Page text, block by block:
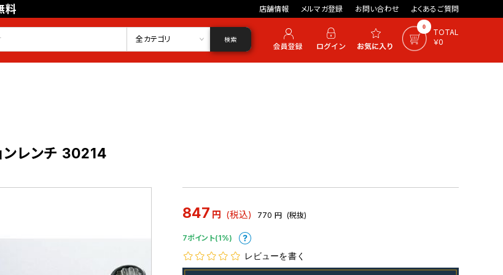
料 店舗情報 メルマガ登録 お問い合わせ よくあるご質問
ログイン お気に入り 0
TOTAL
￥0
全カテゴリ 検索
レンチ 30214
847 円 (税込) 770 円 (税抜)
7ポイント(1%)
レビューを書く